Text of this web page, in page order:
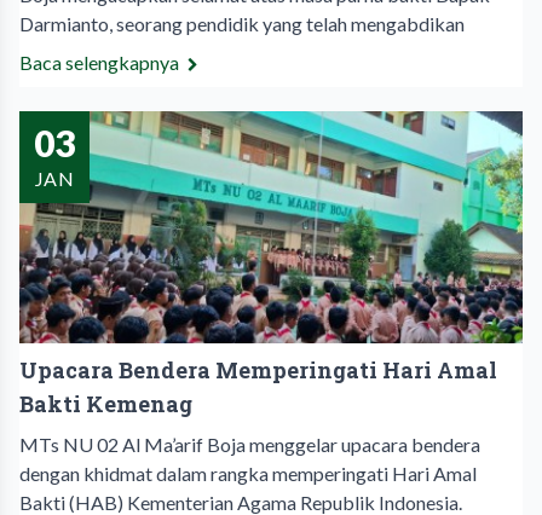
Darmianto, seorang pendidik yang telah mengabdikan
Baca selengkapnya
03
JAN
Upacara Bendera Memperingati Hari Amal
Bakti Kemenag
MTs NU 02 Al Ma’arif Boja menggelar upacara bendera
dengan khidmat dalam rangka memperingati Hari Amal
Bakti (HAB) Kementerian Agama Republik Indonesia.